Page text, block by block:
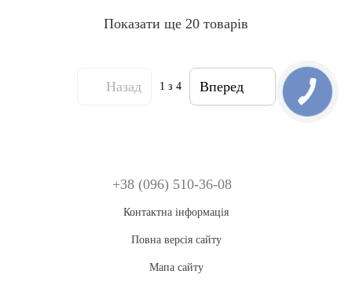
Показати ще 20 товарів
Назад 1 з 4 Вперед
+38 (096) 510-36-08
Контактна інформація
Повна версія сайту
Мапа сайту